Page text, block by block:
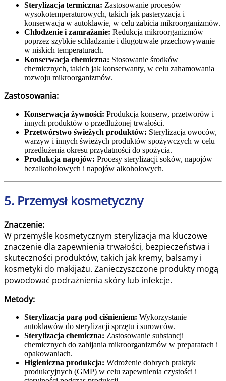
Sterylizacja termiczna: Zastosowanie procesów
wysokotemperaturowych, takich jak pasteryzacja i
konserwacja w autoklawie, w celu zabicia mikroorganizmów.
Chłodzenie i zamrażanie: Redukcja mikroorganizmów
poprzez szybkie schładzanie i długotrwałe przechowywanie
w niskich temperaturach.
Konserwacja chemiczna: Stosowanie środków
chemicznych, takich jak konserwanty, w celu zahamowania
rozwoju mikroorganizmów.
Zastosowania:
Konserwacja żywności: Produkcja konserw, przetworów i
innych produktów o przedłużonej trwałości.
Przetwórstwo świeżych produktów: Sterylizacja owoców,
warzyw i innych świeżych produktów spożywczych w celu
przedłużenia okresu przydatności do spożycia.
Produkcja napojów: Procesy sterylizacji soków, napojów
bezalkoholowych i napojów alkoholowych.
5. Przemysł kosmetyczny
Znaczenie:
W przemyśle kosmetycznym sterylizacja ma kluczowe
znaczenie dla zapewnienia trwałości, bezpieczeństwa i
skuteczności produktów, takich jak kremy, balsamy i
kosmetyki do makijażu. Zanieczyszczone produkty mogą
powodować podrażnienia skóry lub infekcje.
Metody:
Sterylizacja parą pod ciśnieniem: Wykorzystanie
autoklawów do sterylizacji sprzętu i surowców.
Sterylizacja chemiczna: Zastosowanie substancji
chemicznych do zabijania mikroorganizmów w preparatach i
opakowaniach.
Higieniczna produkcja: Wdrożenie dobrych praktyk
produkcyjnych (GMP) w celu zapewnienia czystości i